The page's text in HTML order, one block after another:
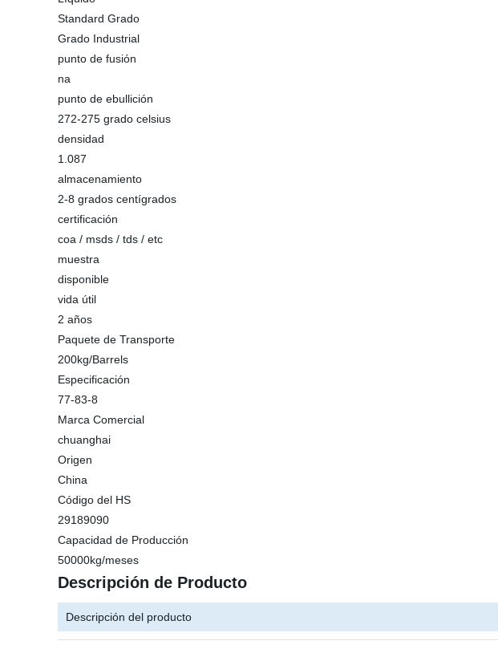
Standard Grado
Grado Industrial
punto de fusión
na
punto de ebullición
272-275 grado celsius
densidad
1.087
almacenamiento
2-8 grados centígrados
certificación
coa / msds / tds / etc
muestra
disponible
vida útil
2 años
Paquete de Transporte
200kg/Barrels
Especificación
77-83-8
Marca Comercial
chuanghai
Origen
China
Código del HS
29189090
Capacidad de Producción
50000kg/meses
Descripción de Producto
Descripción del producto